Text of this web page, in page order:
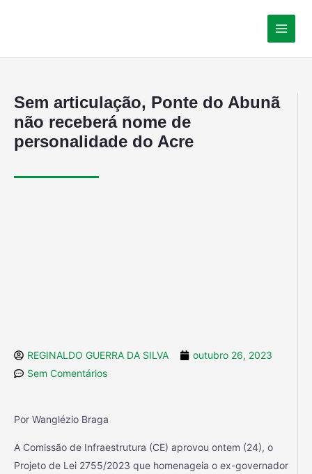
Sem articulação, Ponte do Abunã
não receberá nome de
personalidade do Acre
REGINALDO GUERRA DA SILVA
outubro 26, 2023
Sem Comentários
Por Wanglézio Braga
A Comissão de Infraestrutura (CE) aprovou ontem (24), o
Projeto de Lei 2755/2023 que homenageia o ex-governador